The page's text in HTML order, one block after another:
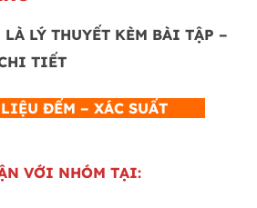
LÝ THUYẾT KÈM BÀI TẬP –
TIẾT
ĐẾM – XÁC SUẤT
VỚI NHÓM TẠI: